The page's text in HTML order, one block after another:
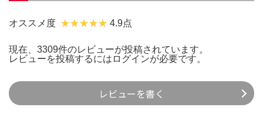
オススメ度 4.9点
現在、3309件のレビューが投稿されています。
レビューを投稿するには ログインが必要です。
レビューを書く